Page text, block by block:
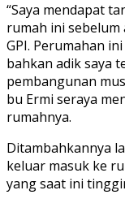
“Saya mendapat
rumah ini sebelum
GPI. Perumahan
bahkan adik saya
pembangunan
bu Ermi seraya
rumahnya.
Ditambahkannya
keluar masuk ke
yang saat ini